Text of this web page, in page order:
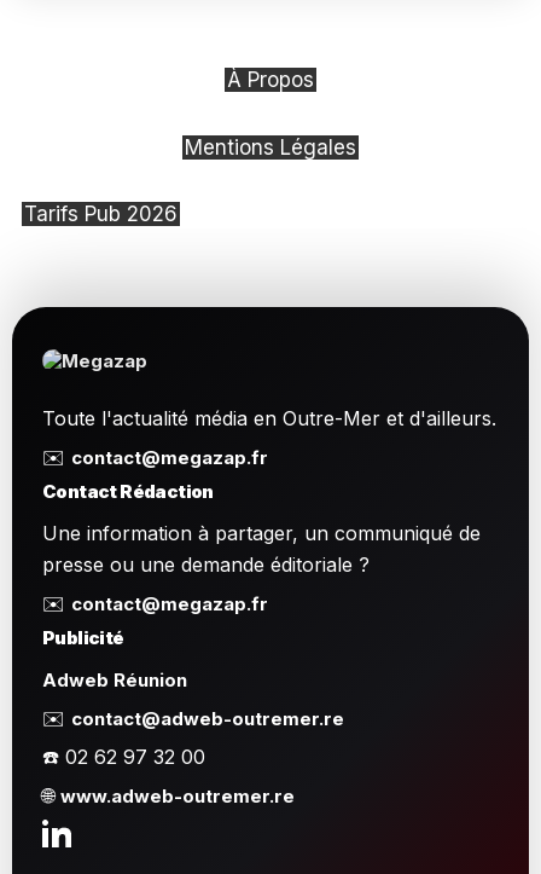
À Propos
Mentions Légales
Tarifs Pub 2026
Toute l'actualité média en Outre-Mer et d'ailleurs.
✉️ contact@megazap.fr
Contact Rédaction
Une information à partager, un communiqué de
presse ou une demande éditoriale ?
✉️ contact@megazap.fr
Publicité
Adweb Réunion
✉️ contact@adweb-outremer.re
☎️ 02 62 97 32 00
🌐www.adweb-outremer.re